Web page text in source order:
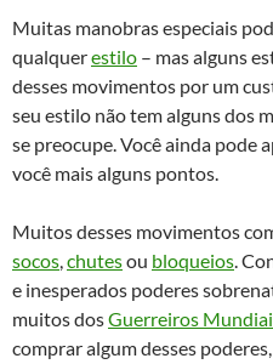
Muitas manobras especiais
qualquerestilo – mas alguns
desses movimentos por um
seu estilo não tem alguns dos
se preocupe. Você ainda pode
você mais alguns pontos.
Muitos desses movimentos
socos,chutesou bloqueios.
e inesperados poderes
muitos dosGuerreiros
comprar algum desses